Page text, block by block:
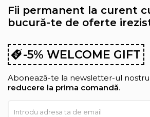
Fii permanent la curent
bucură-te de oferte
-5% WELCOME GIFT
Abonează-te la newsletter-ul
reducere la prima comandă.